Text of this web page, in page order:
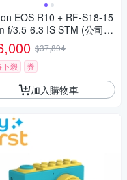
EOS R10 + RF-S18-15
f/3.5-6.3 IS STM (公司
$37,894
下殺
券
加入購物車